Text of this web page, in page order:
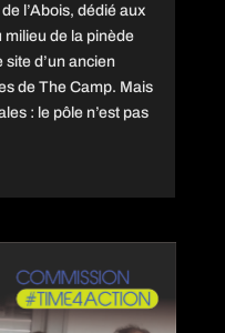
l’Abois, dédié aux
de la pinède
site d’un ancien
de The Camp. Mais
: le pôle n’est pas